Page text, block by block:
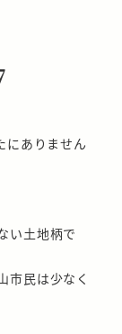
にありません
い土地柄で
市民は少なく